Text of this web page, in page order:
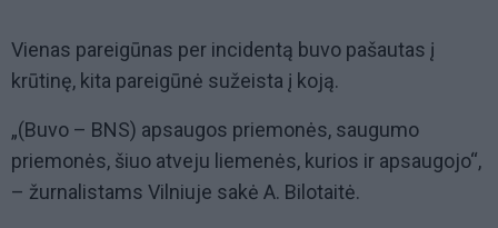
Vienas pareigūnas per incidentą buvo pašautas į
krūtinę, kita pareigūnė sužeista į koją.
„(Buvo – BNS) apsaugos priemonės, saugumo
priemonės, šiuo atveju liemenės, kurios ir apsaugojo“,
– žurnalistams Vilniuje sakė A. Bilotaitė.